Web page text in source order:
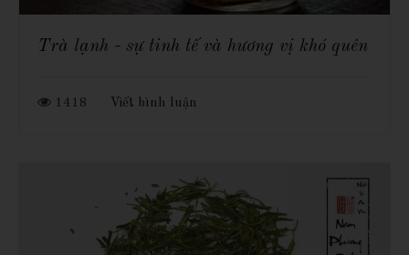
Trà lạnh - sự tinh tế và hương vị khó quên
1418 Viết bình luận